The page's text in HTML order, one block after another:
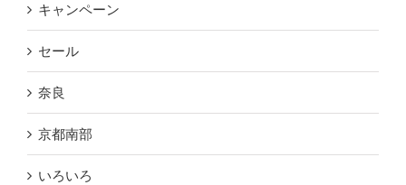
キャンペーン
セール
奈良
京都南部
いろいろ